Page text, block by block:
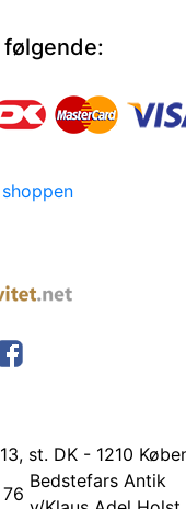
st. DK - 1210
Bedstefars Antik